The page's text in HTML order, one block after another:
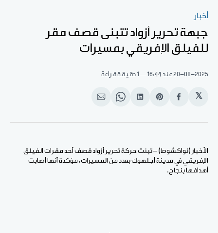
أخبار
جبهة تحرير أزواد تتبنى قصف مقر
للفيلق الإفريقي بمسيرات
20-08-2025عند 16:44 1 دقيقة قراءة
𝕏
انشر
الفيسبوك
Share
Pinterest
انشر
لينكد
Share
WhatsApp
انشر
الإيميل
الأخبار (نواكشوط) – تبنت حركة تحرير أزواد قصف أحد مقرات الفيلق
الإفريقي في مدينة أجلهوك بعدد من المسيرات، مؤكدة أنها أصابت
أهدافها بنجاح.